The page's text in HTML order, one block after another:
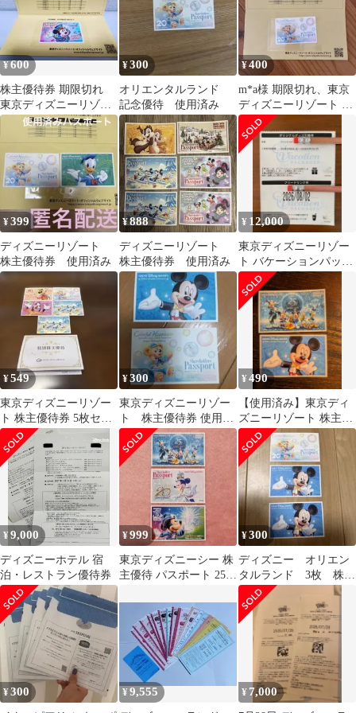
¥600
株主優待券 期限切れ
東京ディズニーリゾー
ト パスポート
¥300
オリエンタルランド
記念優待 使用済み
¥400
m*a様 期限切れ、東京
ディズニーリゾート 株
主用パスポート 1枚未
使用
¥399
ディズニーリゾート
株主優待券 使用済み
¥888
ディズニーリゾート
株主優待券 使用済み
¥ 12,000
東京ディズニーリゾー
ト バケーションパッケ
ージ 引換券
¥549
東京ディズニーリゾー
ト 株主優待券 5枚セッ
ト 使用済み
¥300
東京ディズニーリゾー
ト 株主優待券 使用済
み
¥490
【使用済み】東京ディ
ズニーリゾート 株主用
パスポート ２枚セット
¥9,000
ディズニーホテル 宿
泊・レストラン優待券
¥999
東京ディズニーシー 株
主優待 パスポート 25周
済み
¥300
ディズニー オリエン
タルランド 3枚 株主
優待 チケット 使用
済み
¥300 ¥9,555 ¥ 7,000